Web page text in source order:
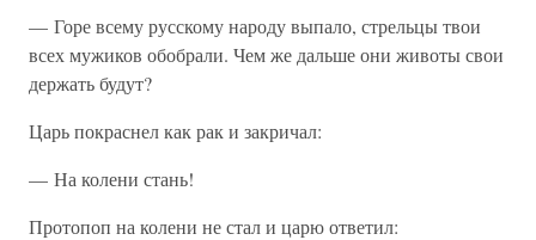
— Горе всему русскому народу выпало, стрельцы твои
всех мужиков обобрали. Чем же дальше они животы свои
держать будут?
Царь покраснел как рак и закричал:
— На колени стань!
Протопоп на колени не стал и царю ответил: